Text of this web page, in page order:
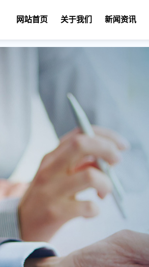
网站首页 关于我们 新闻资讯